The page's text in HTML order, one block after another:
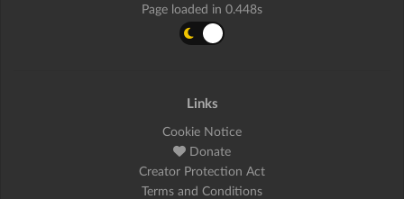
Page loaded in 0.448s
Links
Cookie Notice
Donate
Creator Protection Act
Terms and Conditions